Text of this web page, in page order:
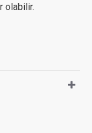
olabilir.